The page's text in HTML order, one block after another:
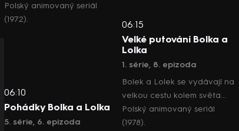
Polský animovaný seriál
(1972).
06:10
Pohádky Bolka a Lolka
5. série, 6. epizoda
06:15
Velké putování Bolka a
Lolka
1. série, 8. epizoda
Bolek a Lolek se vydávají na
velkou cestu kolem světa...
Polský animovaný seriál
(1978).